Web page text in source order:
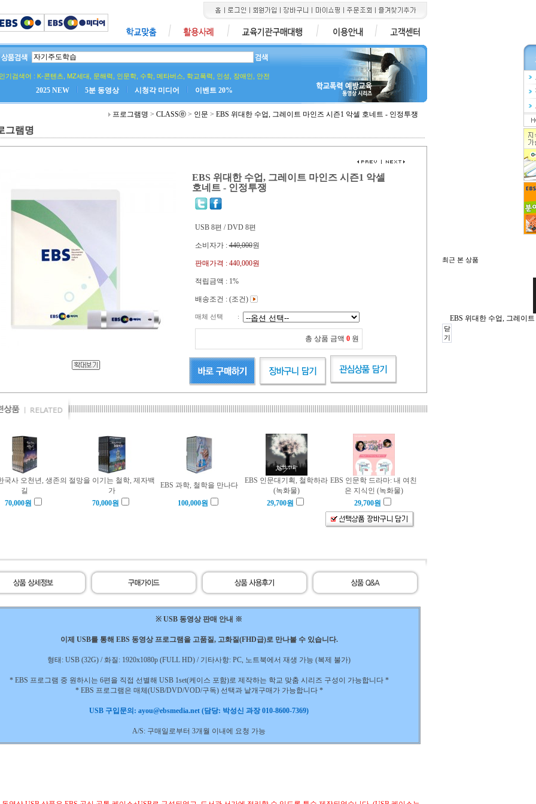
기검색어 : K-콘텐츠 MZ세대 문해력 인문학, 수학, 메타버스 학교폭력 인성 장애인 안전
2025 NEW 5분 동영상 시청각 미디어 이벤트 20%
프로그램명 > CLASSⓔ > 인문 > EBS 위대한 수업, 그레이트 마인즈 시즌1 악셀 호네트 - 인정투쟁
그램명
EBS 위대한 수업, 그레이트 마인즈 시즌1 악셀
호네트 - 인정투쟁
USB 8편 / DVD 8편
소비자가 :440,000원
판매가격 : 440,000원
적립금액 : 1%
배송조건 : (조건)
매체 선택 :
총 상품 금액 0 원
국사 오천년, 생존의
길
절망을 이기는 철학, 제자백
가
EBS 과학, 철학을 만나다
EBS 인문대기획, 철학하라
(녹화물)
EBS 인문학 드라마: 내 여친
은 지식인 (녹화물)
70,000원 70,000원 100,000원 29,700원 29,700원
※ USB 동영상 판매 안내 ※
이제 USB를 통해 EBS 동영상 프로그램을 고품질, 고화질(FHD급)로 만나볼 수 있습니다.
형태: USB (32G) / 화질: 1920x1080p (FULL HD) / 기타사항: PC, 노트북에서 재생 가능 (복제 불가)
* EBS 프로그램 중 원하시는 6편을 직접 선별해 USB 1set(케이스 포함)로 제작하는 학교 맞춤 시리즈 구성이 가능합니다 *
* EBS 프로그램은 매체(USB/DVD/VOD/구독) 선택과 낱개구매가 가능합니다 *
USB 구입문의: ayou@ebsmedia.net (담당: 박성신 과장 010-8600-7369)
A/S: 구매일로부터 3개월 이내에 요청 가능
최근 본 상품
EBS 위대한 수업, 그레이
닫
기